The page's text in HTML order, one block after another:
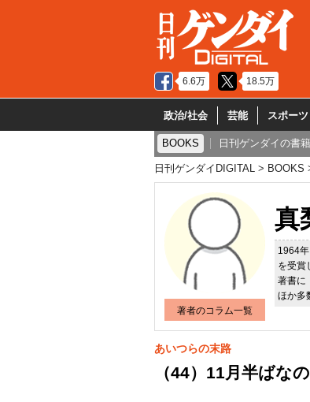
6.6万 18.5万
政治/社会 芸能 スポーツ
BOOKS 日刊ゲンダイの書籍
日刊ゲンダイDIGITAL BOOKS
著者のコラム一覧
真
1964
を受賞
著書に
ほか多
あいつらの末路
（44）11月半ばな